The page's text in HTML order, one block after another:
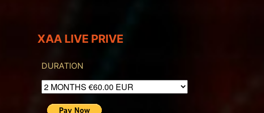
XAA LIVE PRIVE
DURATION